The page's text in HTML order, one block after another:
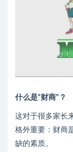
什么是“财商”？
这对于很多家长
格外重要：财商
缺的素质。